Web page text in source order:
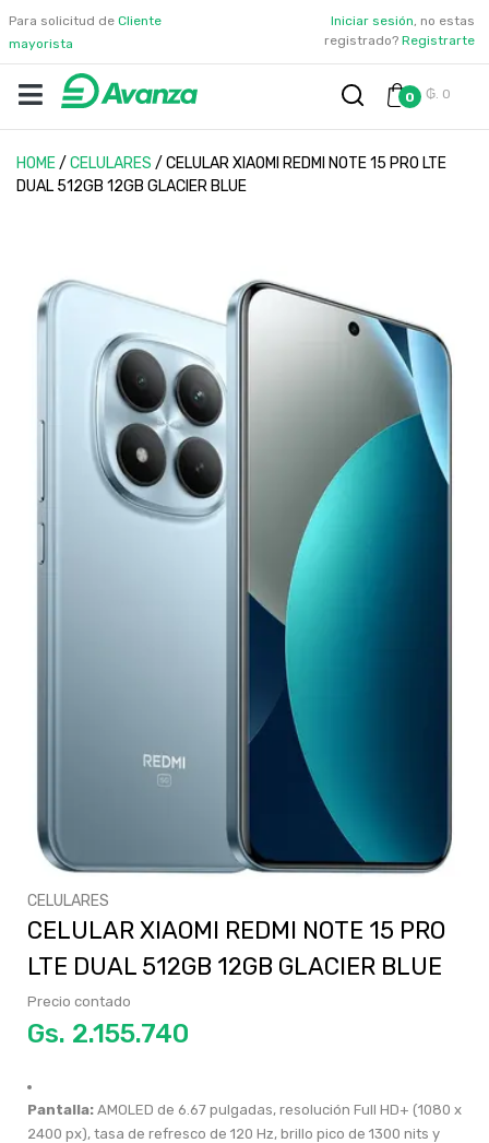
Para solicitud de Cliente
mayorista
Iniciar sesión, no estas
registrado? Registrarte
0 ₲. 0
HOME/ CELULARES / CELULAR XIAOMI REDMI NOTE 15 PRO LTE
DUAL 512GB 12GB GLACIER BLUE
CELULARES
CELULAR XIAOMI REDMI NOTE 15 PRO
LTE DUAL 512GB 12GB GLACIER BLUE
Precio contado
Gs.
Pantalla: AMOLED de 6.67 pulgadas, resolución Full HD+ (1080 x
2400 px), tasa de refresco de 120 Hz, brillo pico de 1300 nits y